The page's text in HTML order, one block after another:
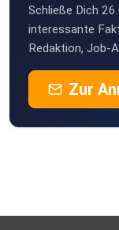
Schließe Dich
interessante
Redaktion, Job-
Zur